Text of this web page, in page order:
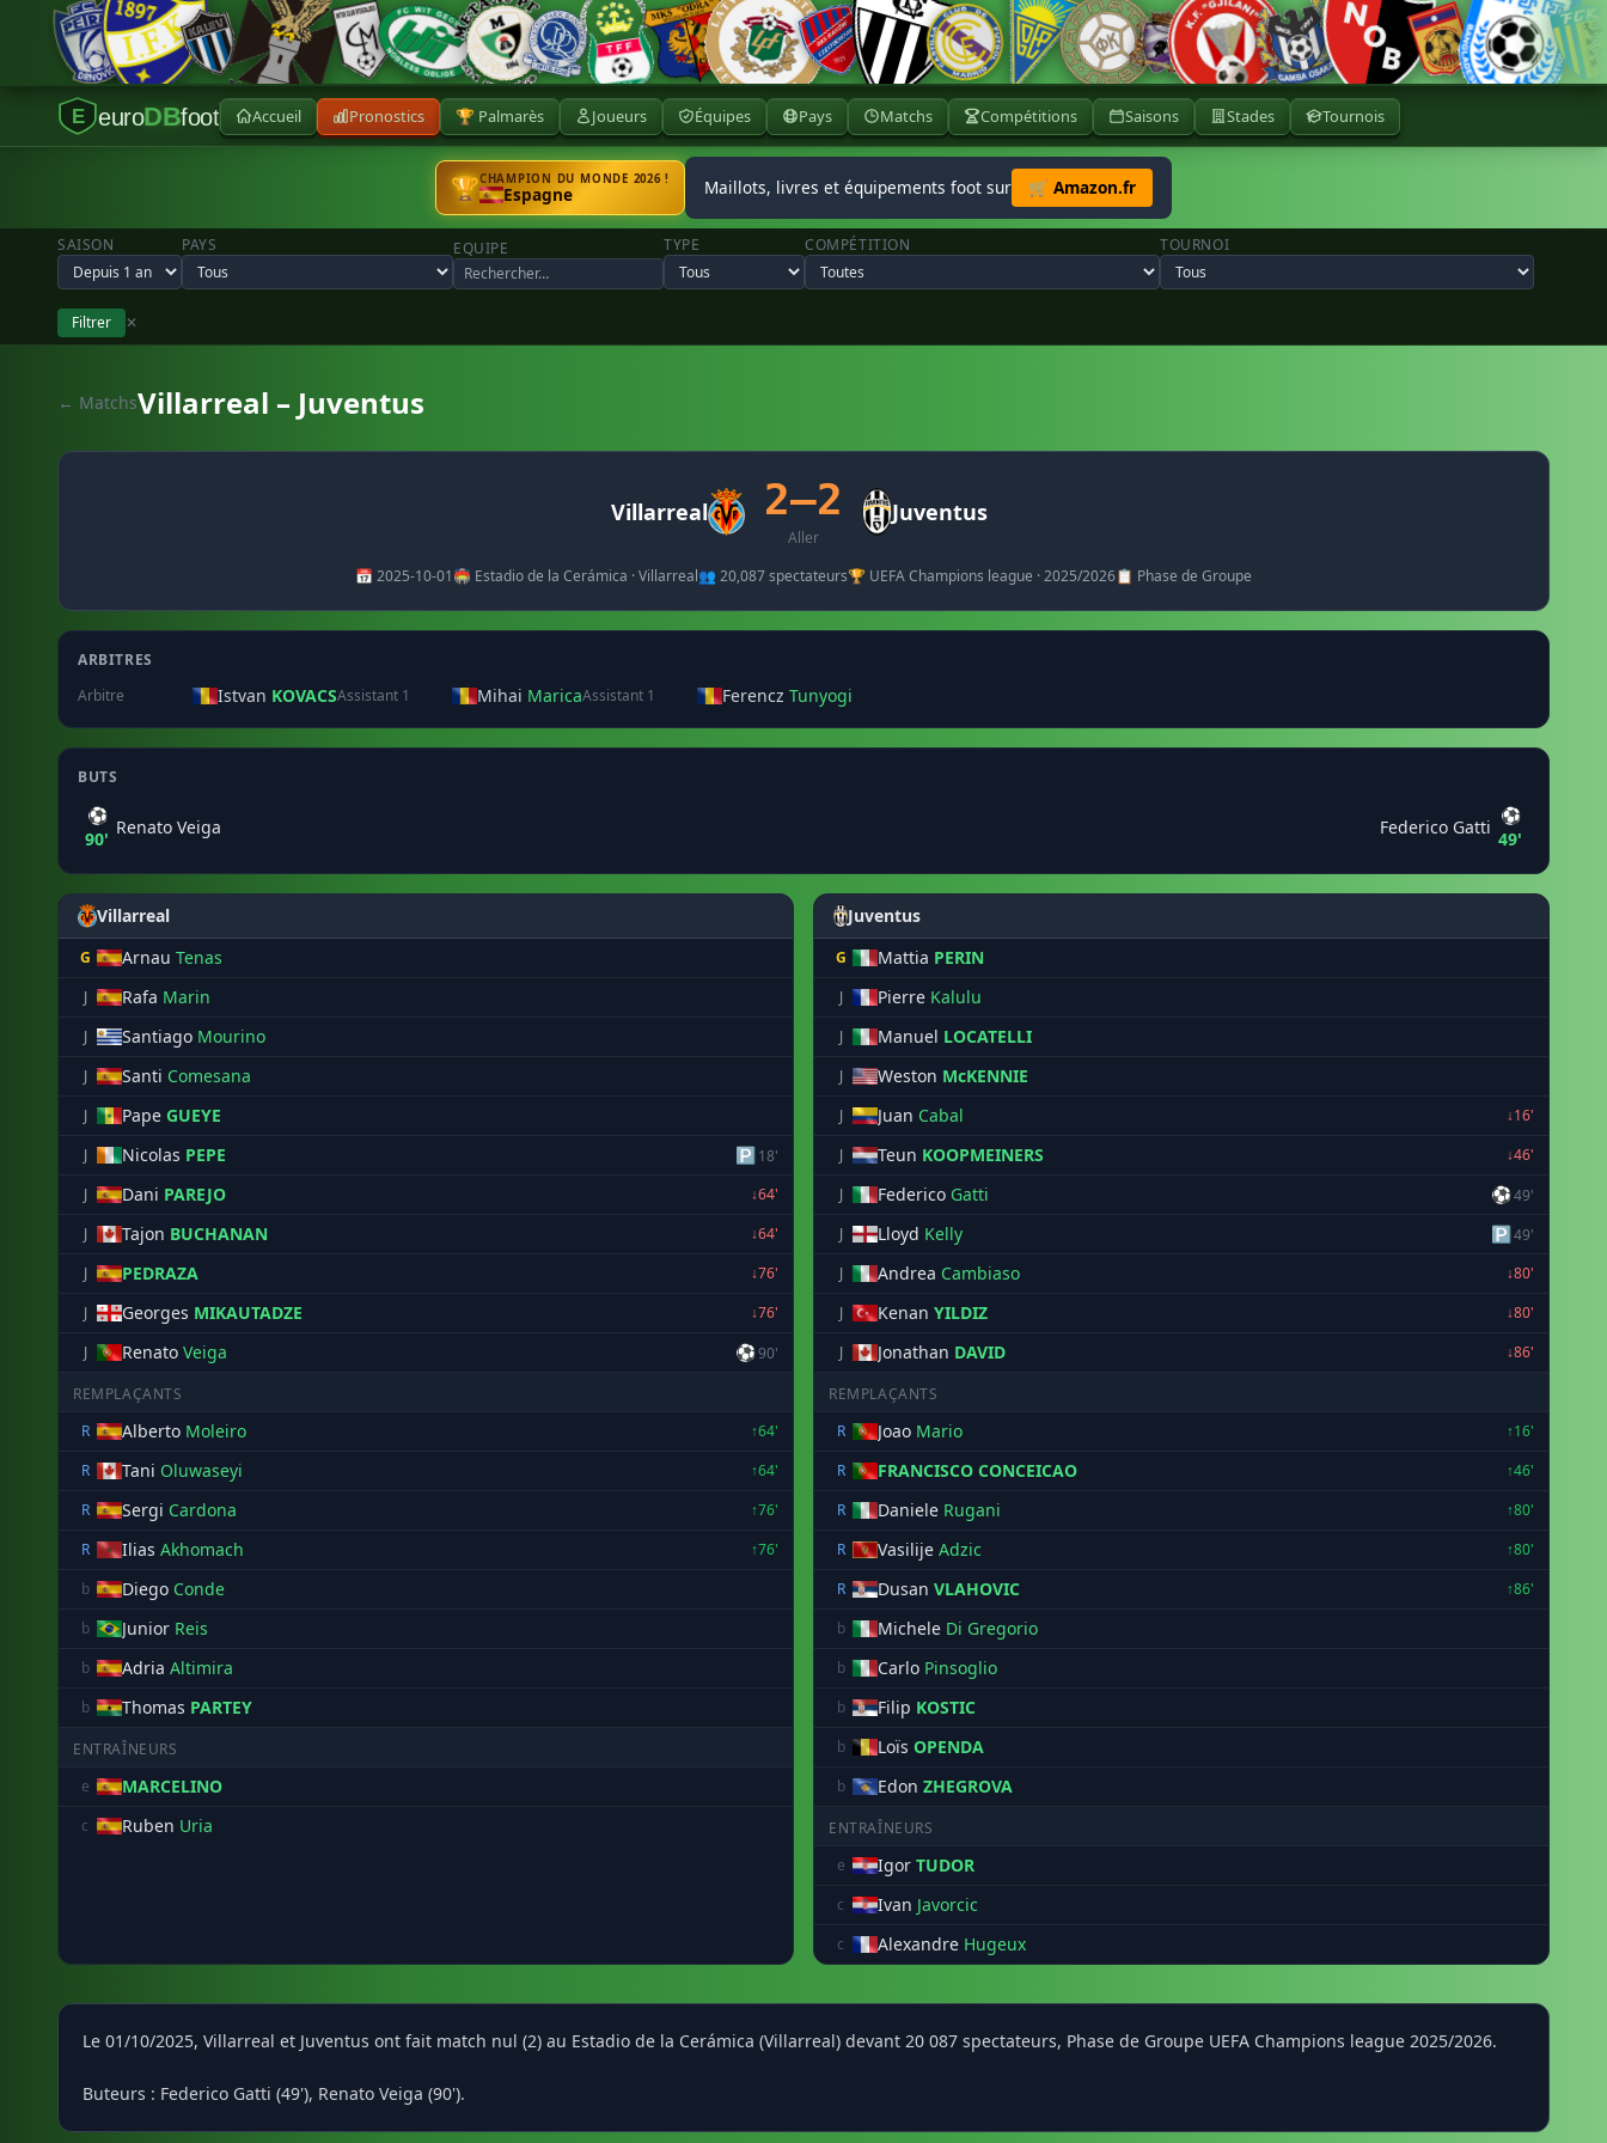
E euroDBfoot Accueil Pronostics 🏆 Palmarès Joueurs Équipes Pays Matchs Compétitions Saisons Stades Tournois
🏆CHAMPION DU MONDE 2026 !
Espagne Maillots, livres et équipements foot sur 🛒 Amazon.fr
SAISON PAYS EQUIPE TYPE COMPÉTITION TOURNOI
Filtrer ✕
← MatchsVillarreal – Juventus
Villarreal 2–2
Aller
Juventus
📅 2025-10-01🏟️ Estadio de la Cerámica · Villarreal👥 20,087 spectateurs🏆 UEFA Champions league · 2025/2026📋 Phase de Groupe
ARBITRES
Arbitre
Istvan KOVACSAssistant 1 Mihai MaricaAssistant 1 Ferencz Tunyogi
BUTS
⚽
90'
Renato Veiga Federico Gatti
⚽
49'
Villarreal
G Arnau Tenas
J Rafa Marin
J Santiago Mourino
J Santi Comesana
J Pape GUEYE
J Nicolas PEPE 🅿18'
J
Dani PAREJO
↓64'
J
Tajon BUCHANAN
↓64'
J
PEDRAZA
↓76'
J
Georges MIKAUTADZE
↓76'
J
Renato Veiga ⚽90'
REMPLAÇANTS
R
Alberto Moleiro
↑64'
R
Tani Oluwaseyi
↑64'
R
Sergi Cardona
↑76'
R
Ilias Akhomach
↑76'
b
Diego Conde
b Junior Reis
b Adria Altimira
b Thomas PARTEY
ENTRAÎNEURS
e
MARCELINO
c Ruben Uria
Juventus
G Mattia PERIN
J Pierre Kalulu
J Manuel LOCATELLI
J Weston McKENNIE
J Juan Cabal
↓16'
J
Teun KOOPMEINERS
↓46'
J
Federico Gatti ⚽49'
J
Lloyd Kelly 🅿49'
J
Andrea Cambiaso
↓80'
J
Kenan YILDIZ
↓80'
J
Jonathan DAVID ↓86'
REMPLAÇANTS
R
Joao Mario
↑16'
R
FRANCISCO CONCEICAO
↑46'
R
Daniele Rugani
↑80'
R
Vasilije Adzic
↑80'
R
Dusan VLAHOVIC
↑86'
b
Michele Di Gregorio
b Carlo Pinsoglio
b Filip KOSTIC
b Loïs OPENDA
b Edon ZHEGROVA
ENTRAÎNEURS
e
Igor TUDOR
c Ivan Javorcic
c Alexandre Hugeux
Le 01/10/2025, Villarreal et Juventus ont fait match nul (2) au Estadio de la Cerámica (Villarreal) devant 20 087 spectateurs, Phase de Groupe UEFA Champions league 2025/2026.
Buteurs : Federico Gatti (49'), Renato Veiga (90').